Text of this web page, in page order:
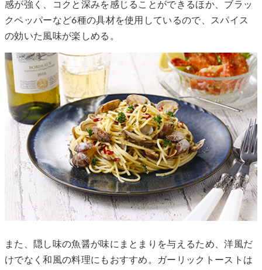
感が強く、コクと深みを感じることができるほか、ブラッ
クペッパーなど6種の具材を使用しているので、スパイス
の効いた風味が楽しめる。
また、隠し味の魚醤が味にまとまりを与えるため、洋風だ
けでなく和風の料理にもおすすめ。ガーリックトーストは